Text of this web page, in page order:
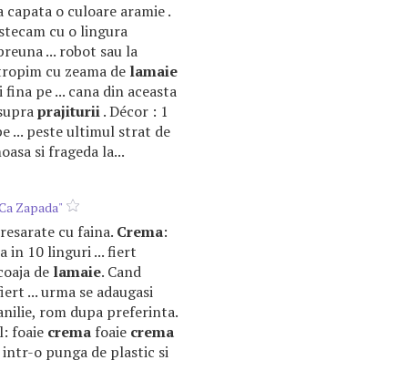
capata o culoare aramie .
cu o lingura
... robot sau la
cu zeama de lamaie
pe ... cana din aceasta
prajiturii. Décor : 1
... peste ultimul strat de
si frageda la...
Zapada"
cu faina. Crema:
in 10 linguri ... fiert
de lamaie. Cand
... urma se adaugasi
rom dupa preferinta.
foaie crema foaie crema
intr-o punga de plastic si